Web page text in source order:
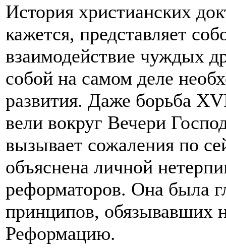
История христианских
кажется, представляет
взаимодействие чуждых
собой на самом деле
развития. Даже борьба
вели вокруг Вечери
вызывает сожаления по
объяснена личной
реформаторов. Она была
принципов, обязывавших
Реформацию.